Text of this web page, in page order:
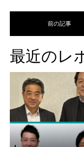
前の記事
最近のレ